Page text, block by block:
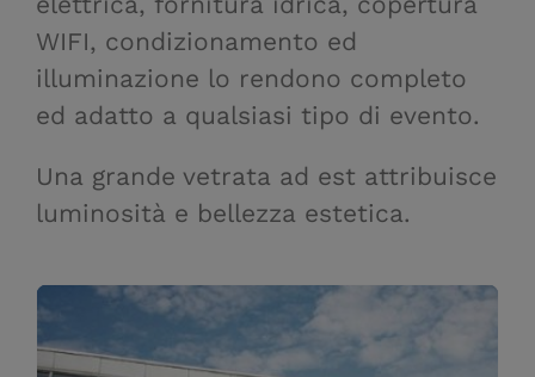
WIFI, condizionamento ed
illuminazione lo rendono completo
ed adatto a qualsiasi tipo di evento.
Una grande vetrata ad est attribuisce
luminosità e bellezza estetica.